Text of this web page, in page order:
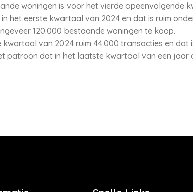
woningen is voor het vierde opeenvolgende
het eerste kwartaal van 2024 en dat is ruim
120.000 bestaande woningen te koop.
van 2024 ruim 44.000 transacties en dat
patroon dat in het laatste kwartaal van een jaar